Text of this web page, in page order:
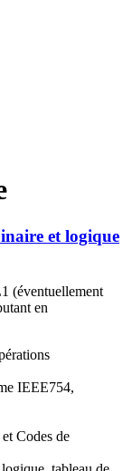
et logique
(éventuellement
en
IEEE754,
Codes de